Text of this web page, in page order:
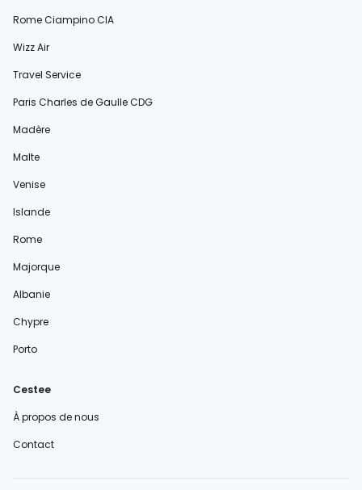
Rome Ciampino CIA
Wizz Air
Travel Service
Paris Charles de Gaulle CDG
Madère
Malte
Venise
Islande
Rome
Majorque
Albanie
Chypre
Porto
Cestee
À propos de nous
Contact